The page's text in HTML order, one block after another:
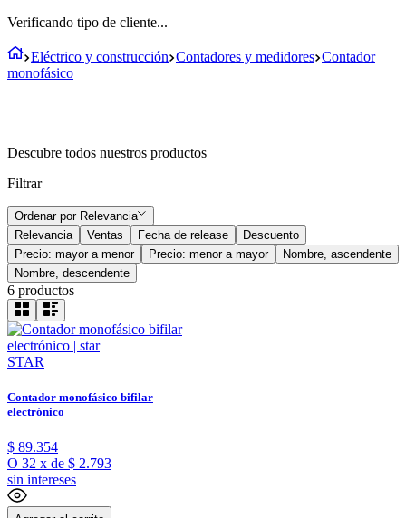
Verificando tipo de cliente...
Eléctrico y construcción Contadores y medidores Contador
monofásico
Descubre todos nuestros productos
Filtrar
Ordenar por Relevancia
Relevancia
Ventas Fecha de release
Descuento
Precio: mayor a menor
Precio: menor a mayor
Nombre, ascendente
Nombre, descendente
6 productos
STAR
Contador monofásico bifilar
electrónico
$ 89.354
O 32 x de $ 2.793
sin intereses